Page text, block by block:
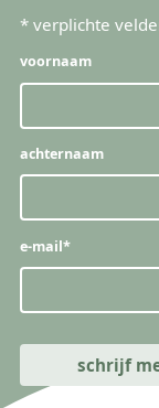
* verplichte
voornaam
achternaam
e-mail*